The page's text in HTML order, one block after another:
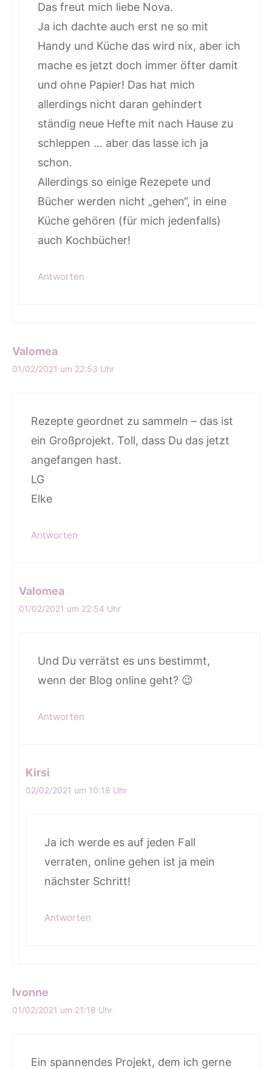
Das freut mich liebe Nova.
Ja ich dachte auch erst ne so mit
Handy und Küche das wird nix, aber ich
mache es jetzt doch immer öfter damit
und ohne Papier! Das hat mich
allerdings nicht daran gehindert
ständig neue Hefte mit nach Hause zu
schleppen … aber das lasse ich ja
schon.
Allerdings so einige Rezepete und
Bücher werden nicht „gehen“, in eine
Küche gehören (für mich jedenfalls)
auch Kochbücher!
Antworten
Valomea
01/02/2021 um 22:53 Uhr
Rezepte geordnet zu sammeln – das ist
ein Großprojekt. Toll, dass Du das jetzt
angefangen hast.
LG
Elke
Antworten
Valomea
01/02/2021 um 22:54 Uhr
Und Du verrätst es uns bestimmt,
wenn der Blog online geht? 😉
Antworten
Kirsi
02/02/2021 um 10:18 Uhr
Ja ich werde es auf jeden Fall
verraten, online gehen ist ja mein
nächster Schritt!
Antworten
Ivonne
01/02/2021 um 21:18 Uhr
Ein spannendes Projekt, dem ich gerne